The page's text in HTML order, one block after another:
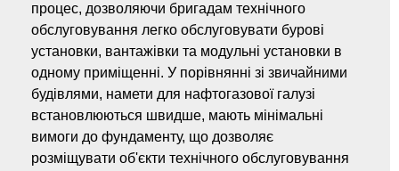
процес, дозволяючи бригадам технічного
обслуговування легко обслуговувати бурові
установки, вантажівки та модульні установки в
одному приміщенні. У порівнянні зі звичайними
будівлями, намети для нафтогазової галузі
встановлюються швидше, мають мінімальні
вимоги до фундаменту, що дозволяє
розміщувати об'єкти технічного обслуговування